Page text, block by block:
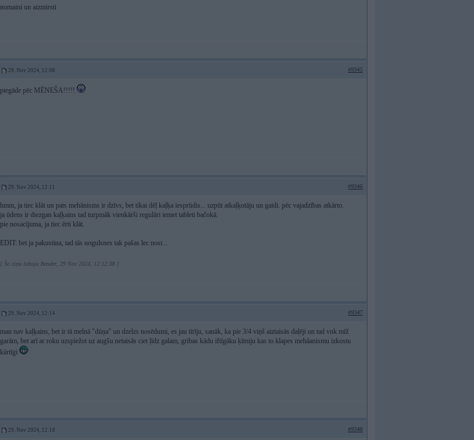
nomaini un aizmirsti
29. Nov 2024, 12:08 #9345
piegāde pēc MĒNEŠA!!!!!
29. Nov 2024, 12:11 #9346
hmm, ja tiec klāt un pats mehānisms ir dzīvs, bet tikai dēļ kaļķa iesprūdis... uzpūt atkaļķotāju un gaidi. pēc vajadzības atkārto.
ja ūdens ir diezgan kaļķains tad turpmāk vienkārši regulāri iemet tableti bačokā.
pie nosacījuma, ja tiec ērti klāt.
EDIT: bet ja pakustina, tad tās nogulsnes tak pašas lec nost...
[ Šo ziņu laboja Bender, 29 Nov 2024, 12:12:38 ]
29. Nov 2024, 12:14 #9347
man nav kaļķains, bet ir tā melnā "dūņa" un dzelzs nosēdumi, es jau tīrīju, sanāk, ka pie 3/4 viņš aiztaisās daļēji un tad vnk mīž
garām, bet arī ar roku uzspiežot uz augšu netaisās ciet ļīdz galam, gribas kādu iftīgāku ķīmiju kas to klapes mehāanismu izkostu
kārtīgi
29. Nov 2024, 12:18 #9348